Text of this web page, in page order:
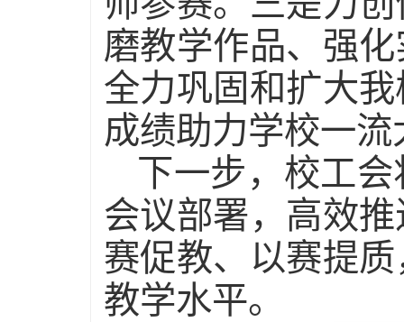
磨教学作品、强
全力巩固和扩大
成绩助力学校一
下一步，校工
会议部署，高效
赛促教、以赛提
教学水平。